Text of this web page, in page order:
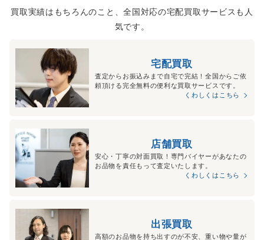
買取実績はもちろんのこと、全国対応の宅配買取サービスも人
気です。
宅配買取
査定からお振込みまで自宅で完結！全国からご依
頼頂ける完全無料の便利な買取サービスです。
くわしくはこちら
店舗買取
安心・丁寧の対面買取！専門バイヤーがあなたの
お品物を責任もって査定いたします。
くわしくはこちら
出張買取
高額のお品物を持ち出すのが不安、重い物や量が